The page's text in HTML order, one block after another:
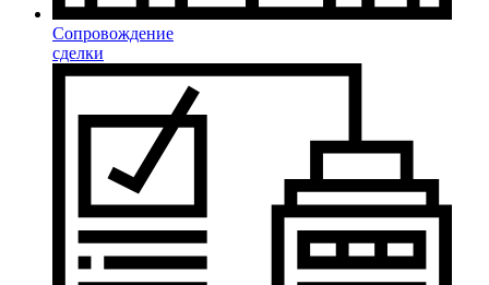
Сопровождение
сделки